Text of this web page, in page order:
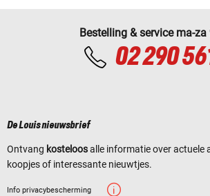
Bestelling & service ma-za
02 290
De Louis nieuwsbrief
Ontvang kosteloosalle informatie over actuele
koopjes of interessante nieuwtjes.
Info privacybescherming